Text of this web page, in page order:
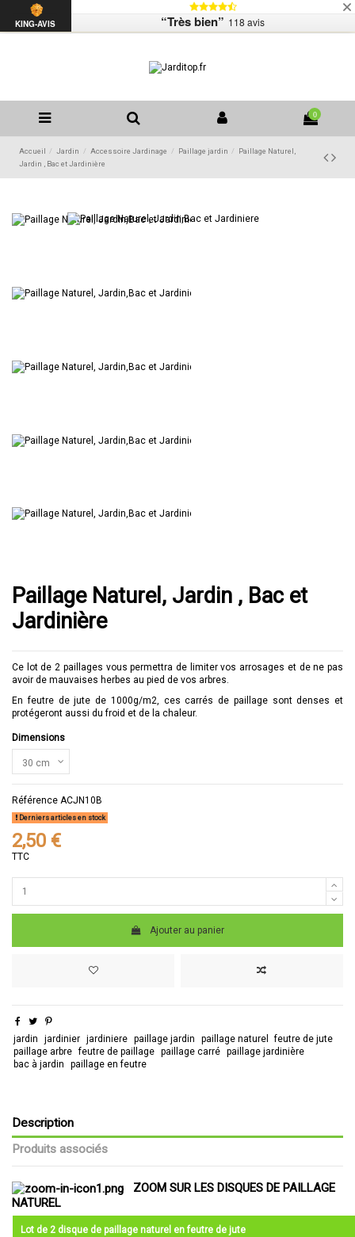
Contactez-nous
Liste de souhaits (
0
Accueil Jardin Accessoire Jardinage Paillage jardin
Paillage Naturel,
Jardin , Bac et Jardinière
Paillage Naturel, Jardin , Bac et
Jardinière
Ce lot de 2 paillages vous permettra de limiter vos arrosages et de ne pas
avoir de mauvaises herbes au pied de vos arbres.
En feutre de jute de 1000g/m2, ces carrés de paillage sont denses et
protégeront aussi du froid et de la chaleur.
Dimensions
Référence ACJN10B
Derniers articles en stock
2,50 €
TTC
Ajouter au panier
jardin jardinier jardiniere paillage jardin paillage naturel
feutre de jute
paillage arbre feutre de paillage paillage carré paillage jardinière
bac à jardin
paillage en feutre
Description
Produits associés
ZOOM SUR LES DISQUES DE PAILLAGE
NATUREL
Lot de 2 disque de paillage naturel en feutre de jute
KING-AVIS “Très bien” 118 avis